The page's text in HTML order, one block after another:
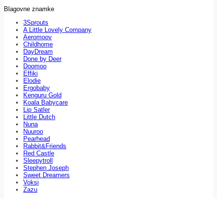
Blagovne znamke
3Sprouts
A Little Lovely Company
Aeromoov
Childhome
DayDream
Done by Deer
Doomoo
Effiki
Elodie
Ergobaby
Kenguru Gold
Koala Babycare
Lip Satler
Little Dutch
Nuna
Nuuroo
Pearhead
Rabbit&Friends
Red Castle
Sleepytroll
Stephen Joseph
Sweet Dreamers
Voksi
Zazu